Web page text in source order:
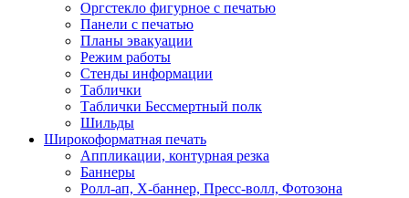
Оргстекло фигурное с печатью
Панели с печатью
Планы эвакуации
Режим работы
Стенды информации
Таблички
Таблички Бессмертный полк
Шильды
Широкоформатная печать
Аппликации, контурная резка
Баннеры
Ролл-ап, X-баннер, Пресс-волл, Фотозона